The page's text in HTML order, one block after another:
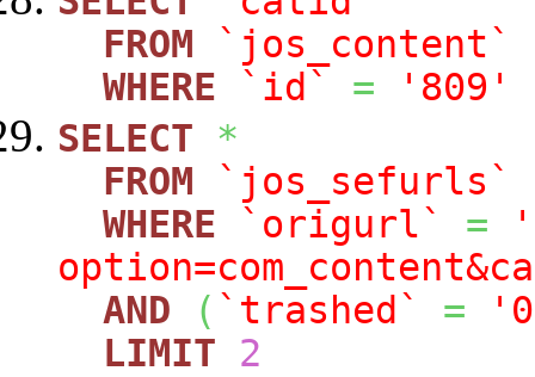
FROM
`jos_content`
WHERE
`id` =
'809'
SELECT
*
FROM
`jos_sefurls`
WHERE
`origurl` =
AND
( `trashed` =
LIMIT
2